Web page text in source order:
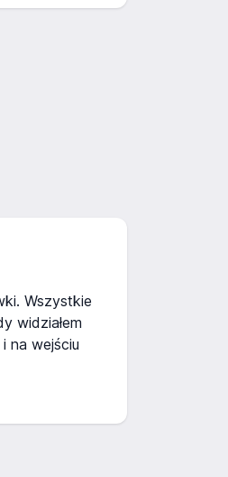
Wszystkie
widziałem
na wejściu